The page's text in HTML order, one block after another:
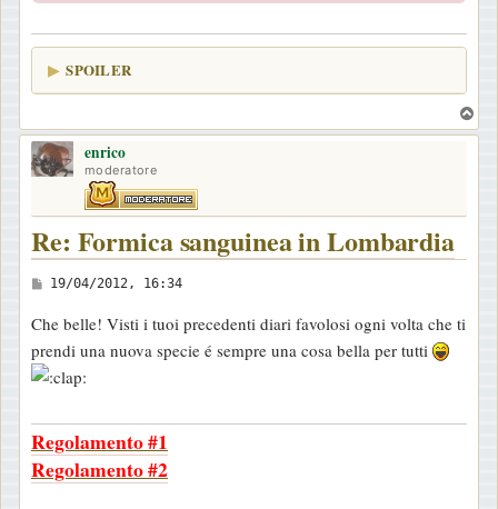
SPOILER
o
enrico
moderatore
Re: Formica sanguinea in Lombardia
M
s
s
a
g
i
19/04/2012, 16:34
Che belle! Visti i tuoi precedenti diari favolosi ogni volta che ti
prendi una nuova specie é sempre una cosa bella per tutti
Regolamento #1
Regolamento #2